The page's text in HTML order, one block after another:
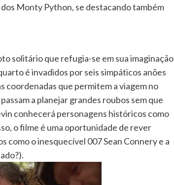
Monty Python, se destacando também
solitário que refugia-se em sua imaginação
é invadidos por seis simpáticos anões
coordenadas que permitem a viagem no
a planejar grandes roubos sem que
conhecerá personagens históricos como
o filme é uma oportunidade de rever
como o inesquecível 007 Sean Connery e a